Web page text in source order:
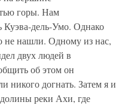
горы. Нам
Куэва-дель-Умо. Однако
не нашли. Одному из нас,
двух людей в
об этом он
никого догнать. Затем я и
реки Ахи, где